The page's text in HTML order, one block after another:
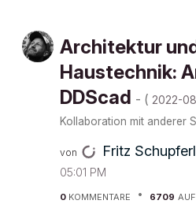
Architektur
Haustechnik:
DDScad - ( ‎2022-
Kollaboration mit anderer
von Fritz
05:01 PM
0 KOMMENTARE 6709